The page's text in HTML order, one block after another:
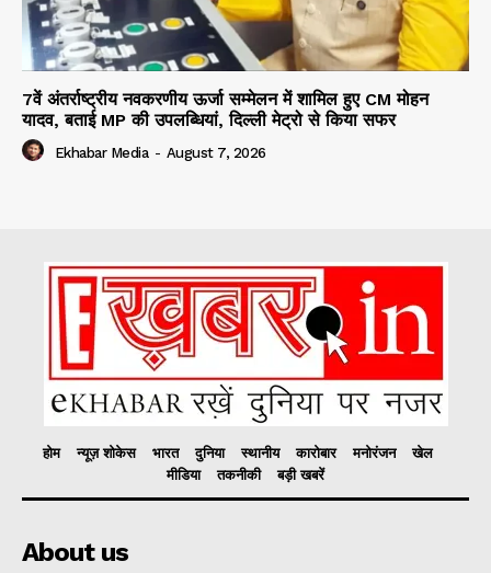
7वें अंतर्राष्ट्रीय नवकरणीय ऊर्जा सम्मेलन में शामिल हुए CM मोहन
यादव, बताई MP की उपलब्धियां, दिल्ली मेट्रो से किया सफर
Ekhabar Media - August 7, 2026
होम न्यूज़ शोकेस भारत दुनिया स्थानीय कारोबार मनोरंजन
खेल
मीडिया
तकनीकी बड़ी खबरें
About us